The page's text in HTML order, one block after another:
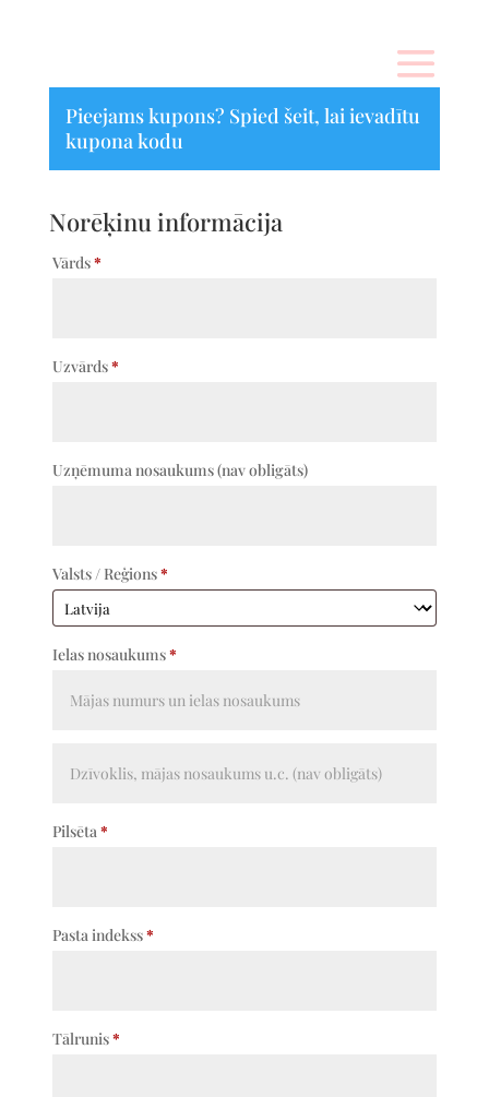
Pieejams kupons? Spied šeit, lai ievadītu
kupona kodu
Norēķinu informācija
Vārds*
Uzvārds*
Uzņēmuma nosaukums(nav obligāts)
Valsts / Reģions*
Ielas nosaukums*
(nav
Pilsēta*
Pasta indekss*
Tālrunis*